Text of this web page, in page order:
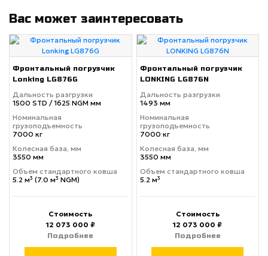
Вас может заинтересовать
Фронтальный погрузчик
Lonking LG876G
Дальность разгрузки
1500 STD / 1625 NGM мм
Номинальная
грузоподъемность
7000 кг
Колесная база, мм
3550 мм
Объем стандартного ковша
5.2 м³ (7.0 м³ NGM)
Стоимость
12 073 000 ₽
Подробнее
Фронтальный погрузчик
LONKING LG876N
Дальность разгрузки
1493 мм
Номинальная
грузоподъемность
7000 кг
Колесная база, мм
3550 мм
Объем стандартного ковша
5.2 м³
Стоимость
12 073 000 ₽
Подробнее